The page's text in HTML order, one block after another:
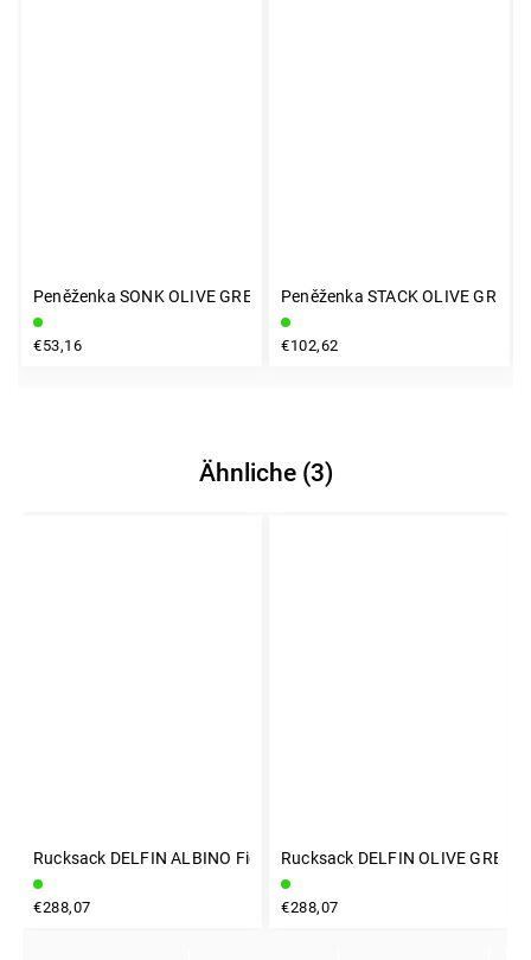
Peněženka SONK OLIVE GREEN
€53,16
Peněženka STACK OLIVE GREEN
€102,62
Ähnliche (3)
Rucksack DELFIN ALBINO Fidlock
€288,07
Rucksack DELFIN OLIVE GREEN
€288,07
INSTAGRAM